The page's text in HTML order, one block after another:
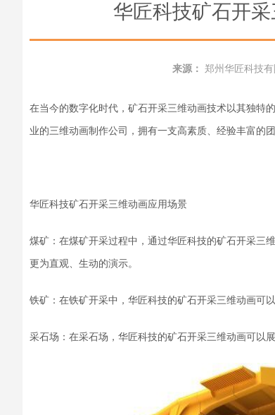
华匠科技矿石开
来源： 郑州华匠科技有
在当今的数字化时代， 矿石开采三维动画技术以其独特
业的三维动画制作公司，拥有一支高素质、经验丰富的团
华匠科技矿石开采三维动画应用场景
煤矿：在煤矿开采过程中，通过华匠科技的矿石开采三
更为直观、生动的演示。
铁矿：在铁矿开采中， 华匠科技的矿石开采三维动画可以
采石场：在采石场， 华匠科技的矿石开采三维动画可以